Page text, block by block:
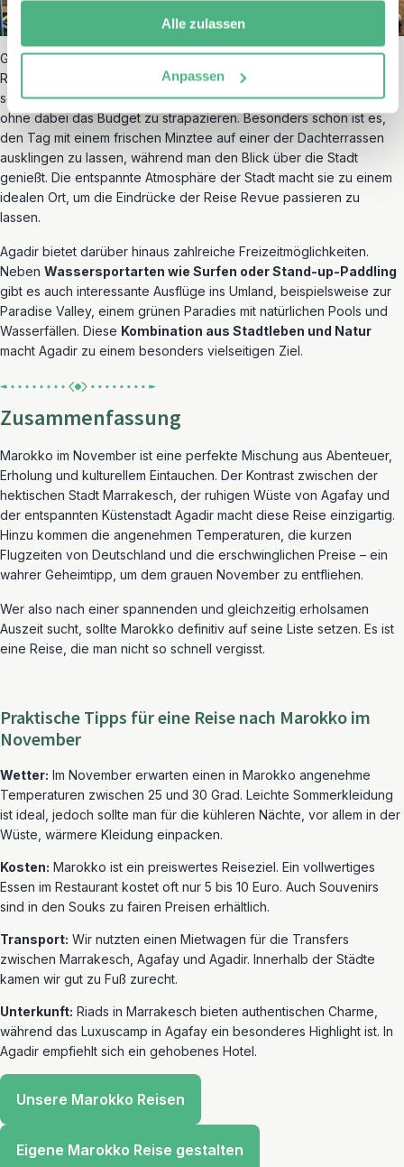
Alle zulassen
Anpassen
Gerade dassüdliche Zentrum von Agadirbietet viele gute
Restaurants, die abseits der Promenade und der großen Hotels oft
sehr erschwinglich sind. Hier kann man hervorragend speisen,
ohne dabei das Budget zu strapazieren. Besonders schön ist es,
den Tag mit einem frischen Minztee auf einer der Dachterrassen
ausklingen zu lassen, während man den Blick über die Stadt
genießt. Die entspannte Atmosphäre der Stadt macht sie zu einem
idealen Ort, um die Eindrücke der Reise Revue passieren zu
lassen.
Agadir bietet darüber hinaus zahlreiche Freizeitmöglichkeiten.
Neben Wassersportarten wie Surfen oder Stand-up-Paddling
gibt es auch interessante Ausflüge ins Umland, beispielsweise zur
Paradise Valley, einem grünen Paradies mit natürlichen Pools und
Wasserfällen. Diese Kombination aus Stadtleben und Natur
macht Agadir zu einem besonders vielseitigen Ziel.
Zusammenfassung
Marokko im November ist eine perfekte Mischung aus Abenteuer,
Erholung und kulturellem Eintauchen. Der Kontrast zwischen der
hektischen Stadt Marrakesch, der ruhigen Wüste von Agafay und
der entspannten Küstenstadt Agadir macht diese Reise einzigartig.
Hinzu kommen die angenehmen Temperaturen, die kurzen
Flugzeiten von Deutschland und die erschwinglichen Preise – ein
wahrer Geheimtipp, um dem grauen November zu entfliehen.
Wer also nach einer spannenden und gleichzeitig erholsamen
Auszeit sucht, sollte Marokko definitiv auf seine Liste setzen. Es ist
eine Reise, die man nicht so schnell vergisst.
Praktische Tipps für eine Reise nach Marokko im
November
Wetter: Im November erwarten einen in Marokko angenehme
Temperaturen zwischen 25 und 30 Grad. Leichte Sommerkleidung
ist ideal, jedoch sollte man für die kühleren Nächte, vor allem in der
Wüste, wärmere Kleidung einpacken.
Kosten: Marokko ist ein preiswertes Reiseziel. Ein vollwertiges
Essen im Restaurant kostet oft nur 5 bis 10 Euro. Auch Souvenirs
sind in den Souks zu fairen Preisen erhältlich.
Transport: Wir nutzten einen Mietwagen für die Transfers
zwischen Marrakesch, Agafay und Agadir. Innerhalb der Städte
kamen wir gut zu Fuß zurecht.
Unterkunft: Riads in Marrakesch bieten authentischen Charme,
während das Luxuscamp in Agafay ein besonderes Highlight ist. In
Agadir empfiehlt sich ein gehobenes Hotel.
Unsere Marokko Reisen
Eigene Marokko Reise gestalten